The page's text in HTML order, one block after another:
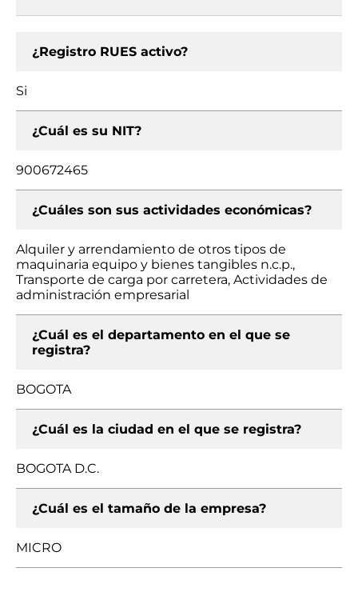
¿Registro RUES activo?
Si
¿Cuál es su NIT?
900672465
¿Cuáles son sus actividades económicas?
Alquiler y arrendamiento de otros tipos de
maquinaria equipo y bienes tangibles n.c.p.,
Transporte de carga por carretera, Actividades de
administración empresarial
¿Cuál es el departamento en el que se
registra?
BOGOTA
¿Cuál es la ciudad en el que se registra?
BOGOTA D.C.
¿Cuál es el tamaño de la empresa?
MICRO